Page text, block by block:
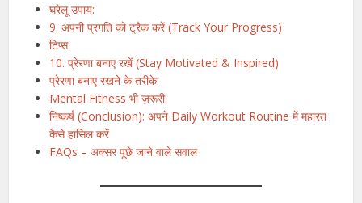
घरेलू उपाय:
9. अपनी प्रगति को ट्रैक करें (Track Your Progress)
टिप्स:
10. प्रेरणा बनाए रखें (Stay Motivated & Inspired)
प्रेरणा बनाए रखने के तरीके:
Mental Fitness भी ज़रूरी:
निष्कर्ष (Conclusion): अपने Daily Workout Routine में महारत
कैसे हासिल करें
FAQs – अक्सर पूछे जाने वाले सवाल